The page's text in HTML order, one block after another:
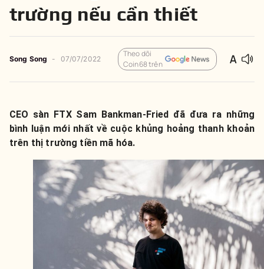
trường nếu cần thiết
Song Song - 07/07/2022
Theo dõi
Coin68 trên
CEO sàn FTX Sam Bankman-Fried đã đưa ra những
bình luận mới nhất về cuộc khủng hoảng thanh khoản
trên thị trường tiền mã hóa.